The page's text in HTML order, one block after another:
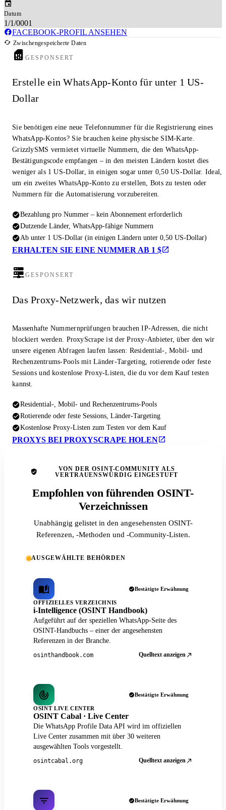
Datum
1/1/0001
FACEBOOK-PROFIL ANSEHEN
Zwischengespeicherte Daten
GESPONSERT
Erstelle ein WhatsApp-Konto für unter 1 US-
Dollar
Sie benötigen eine neue Telefonnummer für die Registrierung eines
WhatsApp-Kontos? Sie brauchen keine physische SIM-Karte.
GrizzlySMS vermietet virtuelle Nummern, die den WhatsApp-
Bestätigungscode empfangen – in den meisten Ländern kostet dies
weniger als 1 US-Dollar, in einigen sogar unter 0,50 US-Dollar. Ideal,
um ein zweites WhatsApp-Konto zu erstellen, Bots zu testen oder
Nummern für die Automatisierung vorzubereiten.
Bezahlung pro Nummer – kein Abonnement erforderlich
Dutzende Länder, WhatsApp-fähige Nummern
Ab unter 1 US-Dollar (in einigen Ländern unter 0,50 US-Dollar)
ERHALTEN SIE EINE NUMMER AB 1 $
GESPONSERT
Das Proxy-Netzwerk, das wir nutzen
Massenhafte Nummernprüfungen brauchen IP-Adressen, die nicht
blockiert werden. ProxyScrape ist der Proxy-Anbieter, über den wir
unsere eigenen Abfragen laufen lassen: Residential-, Mobil- und
Rechenzentrums-Pools mit Länder-Targeting, rotierende oder feste
Sessions und kostenlose Proxy-Listen, die du vor dem Kauf testen
kannst.
Residential-, Mobil- und Rechenzentrums-Pools
Rotierende oder feste Sessions, Länder-Targeting
Kostenlose Proxy-Listen zum Testen vor dem Kauf
PROXYS BEI PROXYSCRAPE HOLEN
VON DER OSINT-COMMUNITY ALS
VERTRAUENSWÜRDIG EINGESTUFT
Empfohlen von führenden OSINT-
Verzeichnissen
Unabhängig gelistet in den angesehensten OSINT-
Referenzen, -Methoden und -Community-Listen.
AUSGEWÄHLTE BEHÖRDEN
Bestätigte Erwähnung
OFFIZIELLES VERZEICHNIS
i-Intelligence (OSINT Handbook)
Aufgeführt auf der speziellen WhatsApp-Seite des
OSINT-Handbuchs – einer der angesehensten
Referenzen in der Branche.
osinthandbook.com Quelltext anzeigen
Bestätigte Erwähnung
OSINT LIVE CENTER
OSINT Cabal · Live Center
Die WhatsApp Profile Data API wird im offiziellen
Live Center zusammen mit über 30 weiteren
ausgewählten Tools vorgestellt.
osintcabal.org Quelltext anzeigen
Bestätigte Erwähnung